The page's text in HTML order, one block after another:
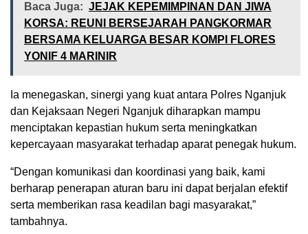
Baca Juga: JEJAK KEPEMIMPINAN DAN JIWA
KORSA: REUNI BERSEJARAH PANGKORMAR
BERSAMA KELUARGA BESAR KOMPI FLORES
YONIF 4 MARINIR
Ia menegaskan, sinergi yang kuat antara Polres Nganjuk
dan Kejaksaan Negeri Nganjuk diharapkan mampu
menciptakan kepastian hukum serta meningkatkan
kepercayaan masyarakat terhadap aparat penegak hukum.
“Dengan komunikasi dan koordinasi yang baik, kami
berharap penerapan aturan baru ini dapat berjalan efektif
serta memberikan rasa keadilan bagi masyarakat,”
tambahnya.